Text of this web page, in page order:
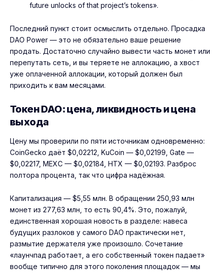
future unlocks of that project’s tokens».
Последний пункт стоит осмыслить отдельно. Просадка
DAO Power — это не обязательно ваше решение
продать. Достаточно случайно вывести часть монет или
перепутать сеть, и вы теряете не аллокацию, а хвост
уже оплаченной аллокации, который должен был
приходить к вам месяцами.
Токен DAO: цена, ликвидность и цена
выхода
Цену мы проверили по пяти источникам одновременно:
CoinGecko даёт $0,02212, KuCoin — $0,02199, Gate —
$0,02217, MEXC — $0,02184, HTX — $0,02193. Разброс
полтора процента, так что цифра надёжная.
Капитализация — $5,55 млн. В обращении 250,93 млн
монет из 277,63 млн, то есть 90,4%. Это, пожалуй,
единственная хорошая новость в разделе: навеса
будущих разлоков у самого DAO практически нет,
размытие держателя уже произошло. Сочетание
«лаунчпад работает, а его собственный токен падает»
вообще типично для этого поколения площадок — мы